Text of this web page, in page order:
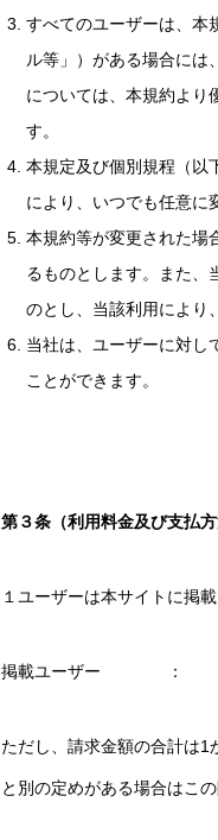
すべてのユーザーは、本
ル等」）がある場合には
については、本規約より
す。
本規定及び個別規程（以
により、いつでも任意に
本規約等が変更された場
るものとします。また、
のとし、当該利用により
当社は、ユーザーに対し
ことができます。
第３条（利用料金及び支払方
１ユーザーは本サイトに掲
掲載ユーザー ： 資料
ただし、請求金額の合計は
と別の定めがある場合はこの